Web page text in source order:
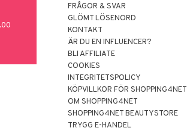
FRÅGOR & SVAR
GLÖMT LÖSENORD
KONTAKT
ÄR DU EN INFLUENCER?
BLI AFFILIATE
COOKIES
INTEGRITETSPOLICY
KÖPVILLKOR FÖR SHOPPING4NET
OM SHOPPING4NET
SHOPPING4NET BEAUTYSTORE
TRYGG E-HANDEL